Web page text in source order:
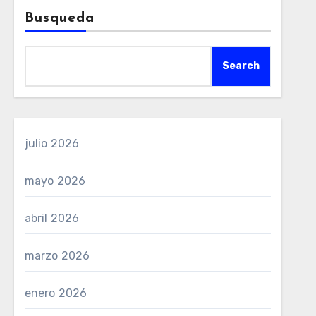
Busqueda
Search
julio 2026
mayo 2026
abril 2026
marzo 2026
enero 2026